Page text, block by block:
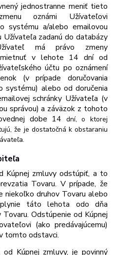
jednostranne meniť tieto
oznámi Užívateľovi
systému a/alebo emailovou
Užívateľa zadanú do databázy
má právo zmeny
v lehote 14 dní od
účtu po oznámení
(v prípade doručovania
systému) alebo od doručenia
schránky Užívateľa (v
správou)a záväzok z tohoto
dobe 14 dní, o ktorej
že je dostatočná k obstaraniu
Kúpnej zmluvy odstúpiť, a to
Tovaru. V prípade, že
niekoľko druhov Tovaru alebo
plynie táto lehota odo dňa
Odstúpenie od Kúpnej
(ako predávajúcemu)
v tomtoodstavci.
Kúpnej zmluvy, je povinný